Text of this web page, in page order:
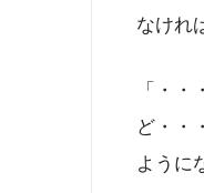
なけれ
「・
ど・・
ように